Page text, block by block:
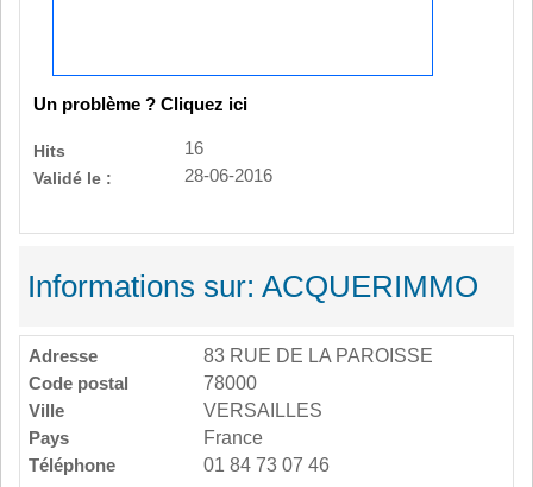
Un problème ? Cliquez ici
Hits
16
Validé le :
28-06-2016
Informations sur: ACQUERIMMO
Adresse
83 RUE DE LA PAROISSE
Code postal
78000
Ville
VERSAILLES
Pays
France
Téléphone
01 84 73 07 46